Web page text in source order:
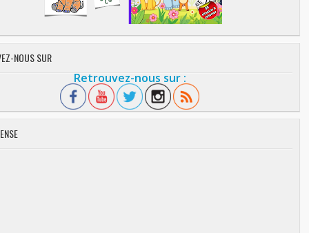
NOUS SUR
Retrouvez-nous sur :